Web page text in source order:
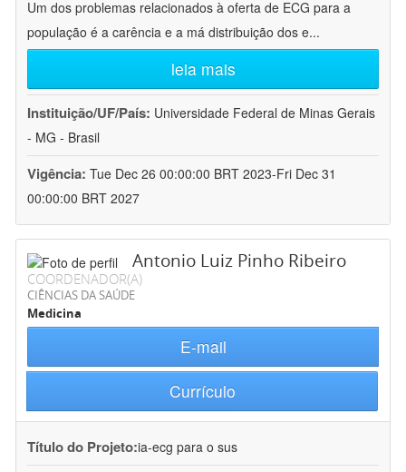
Um dos problemas relacionados à oferta de ECG para a
população é a carência e a má distribuição dos e...
leia mais
Instituição/UF/País: Universidade Federal de Minas Gerais
- MG - Brasil
Vigência: Tue Dec 26 00:00:00 BRT 2023-Fri Dec 31
00:00:00 BRT 2027
Antonio Luiz Pinho Ribeiro
COORDENADOR(A)
CIÊNCIAS DA SAÚDE
Medicina
E-mail
Currículo
Título do Projeto:ia-ecg para o sus